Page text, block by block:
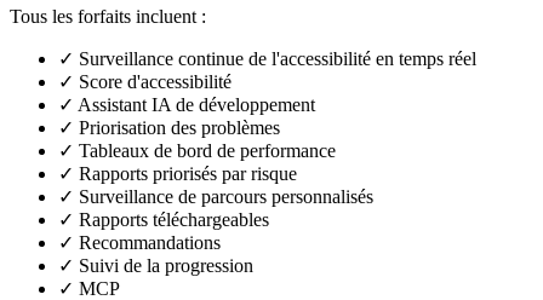
Tous les forfaits incluent :
✓ Surveillance continue de l'accessibilité en temps réel
✓ Score d'accessibilité
✓ Assistant IA de développement
✓ Priorisation des problèmes
✓ Tableaux de bord de performance
✓ Rapports priorisés par risque
✓ Surveillance de parcours personnalisés
✓ Rapports téléchargeables
✓ Recommandations
✓ Suivi de la progression
✓ MCP